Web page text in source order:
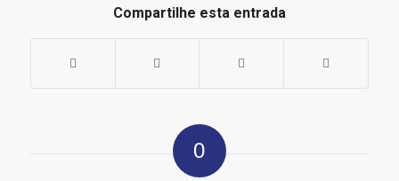
Compartilhe esta entrada
0